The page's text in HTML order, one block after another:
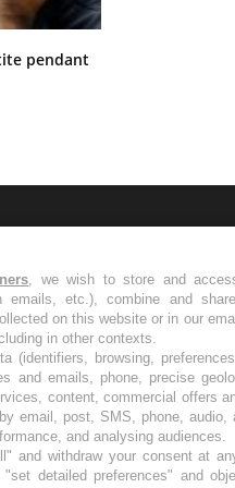
pendant
les semaines les meilleures
, we wish to store and
emails, etc.), combine and
on this website or in our
in other contexts.
(identifiers, browsing,
and emails, phone, precise
content, commercial offers
email, post, SMS, phone, audio,
and analysing audiences.
and withdraw your consent at
detailed preferences" and